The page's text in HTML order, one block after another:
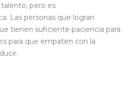
pero es
Las personas que logran
tienen suficiente paciencia para
para que empaten con la